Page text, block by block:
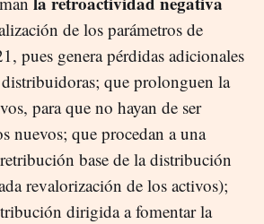
de los parámetros de
pues genera pérdidas adicionales
distribuidoras; que prolonguen la
para que no hayan de ser
nuevos; que procedan a una
base de la distribución
revalorización de los activos);
dirigida a fomentar la